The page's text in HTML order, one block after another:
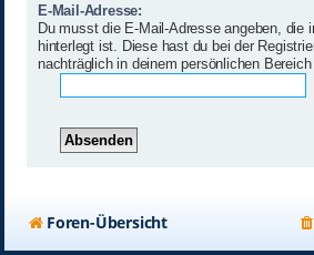
E-Mail-Adresse:
Du musst die E-Mail-Adresse angeben, die
hinterlegt ist. Diese hast du bei der
nachträglich in deinem persönlichen Bereich
Foren-Übersicht